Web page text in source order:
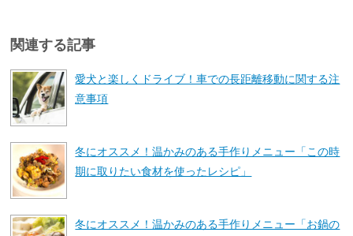
関連する記事
愛犬と楽しくドライブ！車での長距離移動に関する注
意事項
冬にオススメ！温かみのある手作りメニュー「この時
期に取りたい食材を使ったレシピ」
冬にオススメ！温かみのある手作りメニュー「お鍋の